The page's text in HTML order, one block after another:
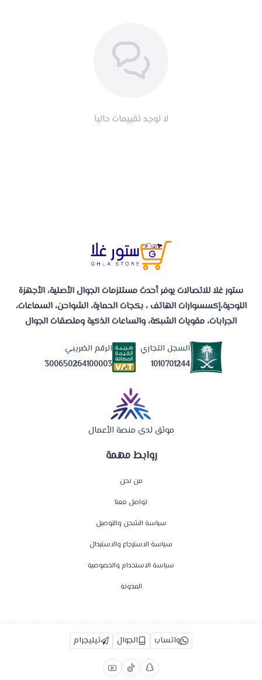
لا توجد تقييمات حاليا
روابط مهمة
من نحن
تواصل معنا
سياسة الشحن والتوصيل
سياسة الاسترجاع والاستبدال
سياسة الاستخدام والخصوصية
المدونة
ستور غلا للاتصالات يوفر أحدث مستلزمات الجوال الأصلية، الأجهزة
اللوحية،إكسسوارات الهاتف ، بكجات الحماية، الشواحن، السماعات،
الجرابات، مقويات الشبكة، والساعات الذكية وملصقات الجوال
السجل التجاري
1010701244
الرقم الضريبي
300650264100003
موثق لدى منصة الأعمال
واتساب الجوال تيليجرام